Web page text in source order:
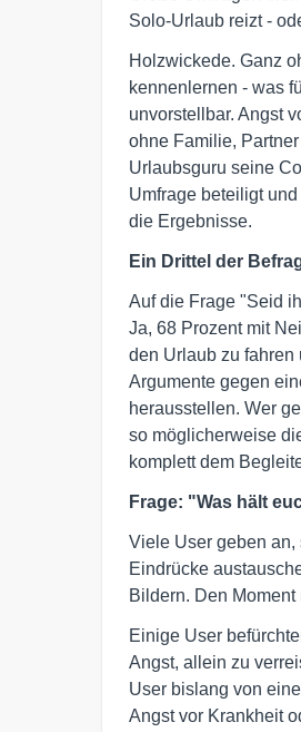
Solo-Urlaub reizt -
Holzwickede. Ganz
kennenlernen - was
unvorstellbar. Angst
ohne Familie,
Urlaubsguru seine
Umfrage beteiligt
die Ergebnisse.
Ein Drittel der
Auf die Frage "Seid
Ja, 68 Prozent mit
den Urlaub zu
Argumente gegen
herausstellen. Wer
so möglicherweise
komplett dem
Frage: "Was hält
Viele User geben
Eindrücke
Bildern. Den
Einige User
Angst, allein zu
User bislang von
Angst vor Krankheit